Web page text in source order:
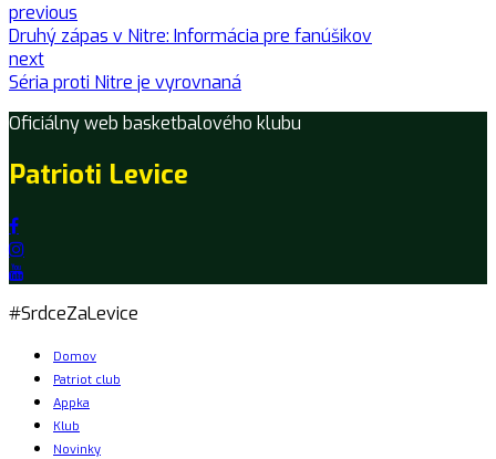
previous
Druhý zápas v Nitre: Informácia pre fanúšikov
next
Séria proti Nitre je vyrovnaná
Oficiálny web basketbalového klubu
Patrioti Levice
#SrdceZaLevice
Domov
Patriot club
Appka
Klub
Novinky